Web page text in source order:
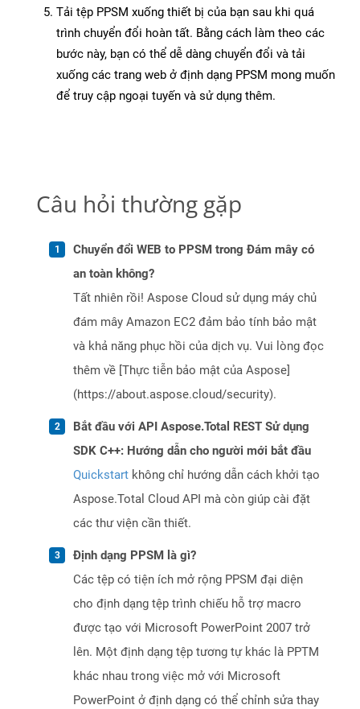
Tải tệp PPSM xuống thiết bị của bạn sau khi quá
trình chuyển đổi hoàn tất. Bằng cách làm theo các
bước này, bạn có thể dễ dàng chuyển đổi và tải
xuống các trang web ở định dạng PPSM mong muốn
để truy cập ngoại tuyến và sử dụng thêm.
Câu hỏi thường gặp
Chuyển đổi WEB to PPSM trong Đám mây có
an toàn không?
Tất nhiên rồi! Aspose Cloud sử dụng máy chủ
đám mây Amazon EC2 đảm bảo tính bảo mật
và khả năng phục hồi của dịch vụ. Vui lòng đọc
thêm về [Thực tiễn bảo mật của Aspose]
(https://about.aspose.cloud/security).
Bắt đầu với API Aspose.Total REST Sử dụng
SDK C++: Hướng dẫn cho người mới bắt đầu
Quickstart không chỉ hướng dẫn cách khởi tạo
Aspose.Total Cloud API mà còn giúp cài đặt
các thư viện cần thiết.
Định dạng PPSM là gì?
Các tệp có tiện ích mở rộng PPSM đại diện
cho định dạng tệp trình chiếu hỗ trợ macro
được tạo với Microsoft PowerPoint 2007 trở
lên. Một định dạng tệp tương tự khác là PPTM
khác nhau trong việc mở với Microsoft
PowerPoint ở định dạng có thể chỉnh sửa thay